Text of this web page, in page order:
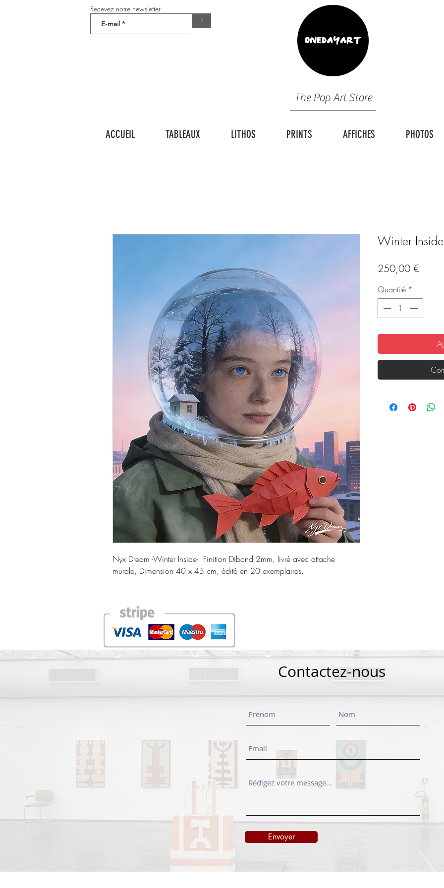
Recevez notre newsletter
>
The Pop Art Store
ACCUEIL TABLEAUX LITHOS PRINTS AFFICHES PHOTOS
Nyx Dream -Winter Inside- Finition Dibond 2mm, livré avec attache
murale, Dimension 40 x 45 cm, édité en 20 exemplaires.
Winter Inside
250,00 €Prix
Quantité *
Contactez-nous
Envoyer